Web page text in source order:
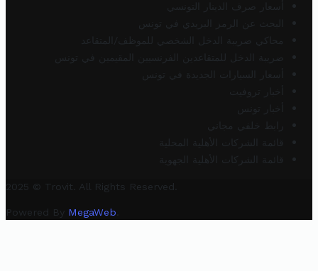
أسعار صرف الدينار التونسي
البحث عن الرمز البريدي في تونس
محاكي ضريبة الدخل الشخصي للموظف/المتقاعد
ضريبة الدخل للمتقاعدين الفرنسيين المقيمين في تونس
أسعار السيارات الجديدة في تونس
أخبار تروفيت
أخبار تونس
رابط خلفي مجاني
قائمة الشركات الأهلية المحلية
قائمة الشركات الأهلية الجهوية
2025 © Trovit. All Rights Reserved.
Powered By MegaWeb